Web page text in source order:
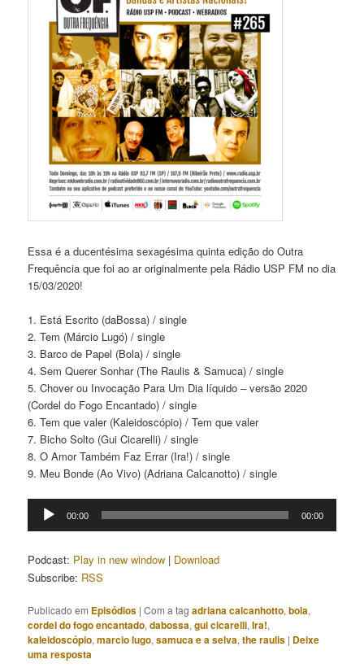
Essa é a ducentésima sexagésima quinta edição do Outra
Frequência que foi ao ar originalmente pela Rádio USP FM no dia
15/03/2020!
1. Está Escrito (daBossa) / single
2. Tem (Márcio Lugó) / single
3. Barco de Papel (Bola) / single
4. Sem Querer Sonhar (The Raulis & Samuca) / single
5. Chover ou Invocação Para Um Dia líquido – versão 2020
(Cordel do Fogo Encantado) / single
6. Tem que valer (Kaleidoscópio) / Tem que valer
7. Bicho Solto (Gui Cicarelli) / single
8. O Amor Também Faz Errar (Ira!) / single
9. Meu Bonde (Ao Vivo) (Adriana Calcanotto) / single
Tocador
00:00 00:00
Podcast: Play in new window | Download
Subscribe: RSS
Publicado em Episódios |Com a tagadriana calcanhotto,bola,
cordel do fogo encantado,dabossa,gui cicarelli,Ira!,
kaleidoscópio,marcio lugo,samuca e a selva,the raulis | Deixe
uma resposta